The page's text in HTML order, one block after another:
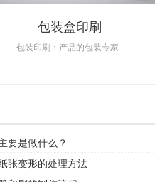
包装盒印刷
包装印刷：产品的包装专家
要是做什么？
张变形的处理方法